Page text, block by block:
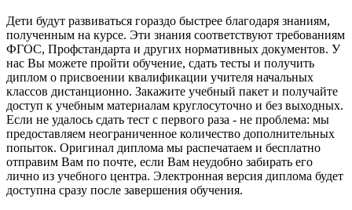
Дети будут развиваться гораздо быстрее благодаря знаниям,
полученным на курсе. Эти знания соответствуют требованиям
ФГОС, Профстандарта и других нормативных документов. У
нас Вы можете пройти обучение, сдать тесты и получить
диплом о присвоении квалификации учителя начальных
классов дистанционно. Закажите учебный пакет и получайте
доступ к учебным материалам круглосуточно и без выходных.
Если не удалось сдать тест с первого раза - не проблема: мы
предоставляем неограниченное количество дополнительных
попыток. Оригинал диплома мы распечатаем и бесплатно
отправим Вам по почте, если Вам неудобно забирать его
лично из учебного центра. Электронная версия диплома будет
доступна сразу после завершения обучения.